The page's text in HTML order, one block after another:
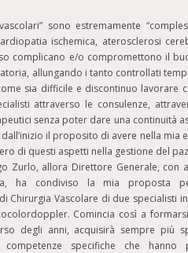
sono estremamente
ischemica, aterosclerosi
complicano e/o compromettono il
allungando i tanto controllati
sia difficile e discontinuo lavorare
attraverso le consulenze,
senza poter dare una continuità
il proposito di avere nella mia
di questi aspetti nella gestione del
Zurlo, allora Direttore Generale, con
ha condiviso la mia proposta
Chirurgia Vascolare di due specialisti
Comincia così a
degli anni, acquisirà sempre più
competenze specifiche che hanno